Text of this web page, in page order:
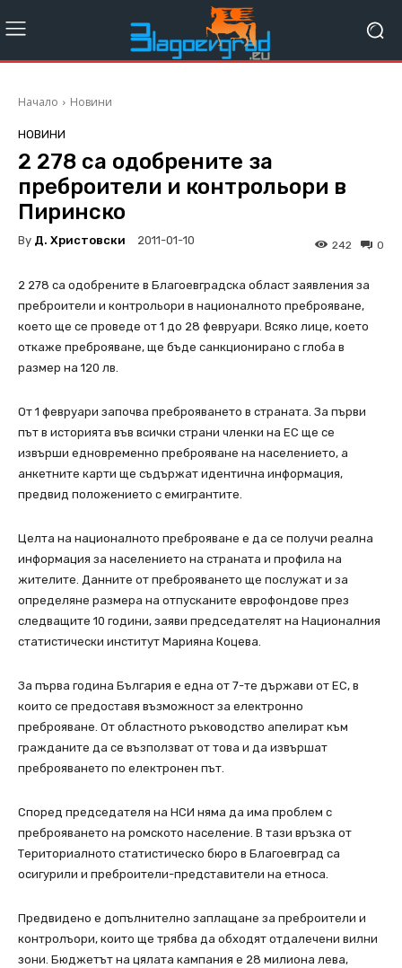
Начало Новини
НОВИНИ
2 278 са одобрените за
преброители и контрольори в
Пиринско
By Д. Христовски 2011-01-10 0
242
2 278 са одобрените в Благоевградска област заявления за
преброители и контрольори в националното преброяване,
което ще се проведе от 1 до 28 февруари. Всяко лице, което
откаже преброяване, ще бъде санкционирано с глоба в
размер на 120 лв.
От 1 февруари започва преброяването в страната. За първи
път в историята във всички страни членки на ЕС ще се
извърши едновременно преброяване на населението, а
анкетните карти ще съдържат идентична информация,
предвид положението с емигрантите.
Целта на националното преброяване е да се получи реална
информация за населението на страната и профила на
жителите. Данните от преброяването ще послужат и за
определяне размера на отпусканите еврофондове през
следващите 10 години, заяви председателят на Националния
статистически институт Марияна Коцева.
За първа година България е една от 7-те държави от ЕС, в
които се предоставя възможност за електронно
преброяване. От областното ръководство апелират към
гражданите да се възползват от това и да извършат
преброяването по електронен път.
Според председателя на НСИ няма да има проблем с
преброяването на ромското население. В тази връзка от
Териториалното статистическо бюро в Благоевград са
осигурили и преброители-представители на етноса.
Предвидено е допълнително заплащане за преброители и
контролъори, които ще трябва да обходят отдалечени вилни
зони. Бюджетът на цялата кампания е 28 милиона лева,